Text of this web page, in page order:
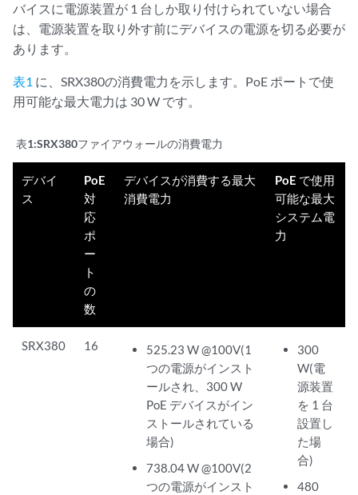
バイスに電源装置が 1 台しか取り付けられていない場合
は、電源装置を取り外す前にデバイスの電源を切る必要が
あります。
表1 に、SRX380の消費電力を示します。PoE ポートで使
用可能な最大電力は 30 W です。
表1:SRX380ファイアウォールの消費電力
デバイ
ス
PoE
対
応
ポ
ー
ト
の
数
デバイスが消費する最大
消費電力
PoE で使用
可能な最大
システム電
力
SRX380 16
525.23 W @100V(1
つの電源がインスト
ールされ、300 W
PoE デバイスがイン
ストールされている
場合)
738.04 W @100V(2
つの電源がインスト
300
W(電
源装置
を 1 台
設置し
た場
合)
480